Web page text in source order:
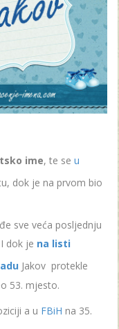
ime, te se u
dok je na prvom bio
sve veća posljednju
dok je na listi
Jakov protekle
53. mjesto.
a u FBiH na 35.